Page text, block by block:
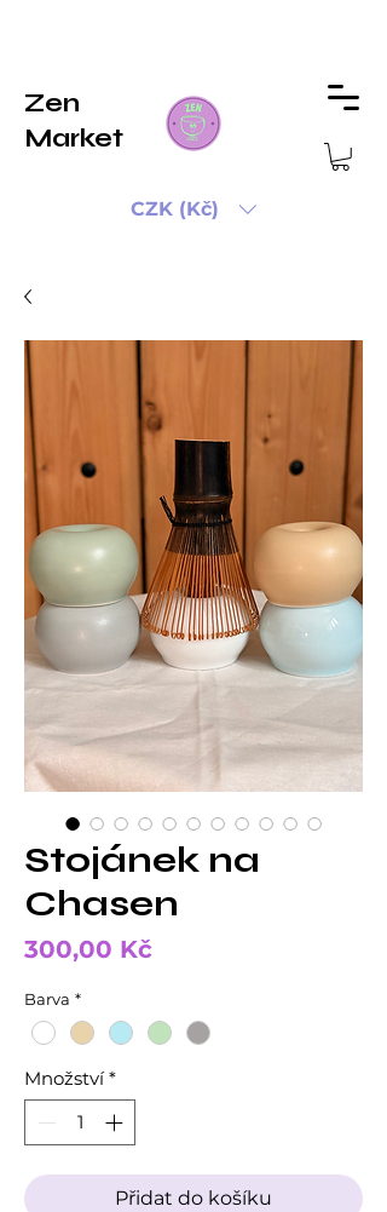
Zen
Market
CZK (Kč)
Stojánek na
Chasen
300,00 KčCena
Barva *
Množství *
Přidat do košíku